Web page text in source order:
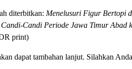
diterbitkan: Menelusuri Figur Bertopi
Candi Periode Jawa Timur Abad
print)
dapat tambahan lanjut. Silahkan